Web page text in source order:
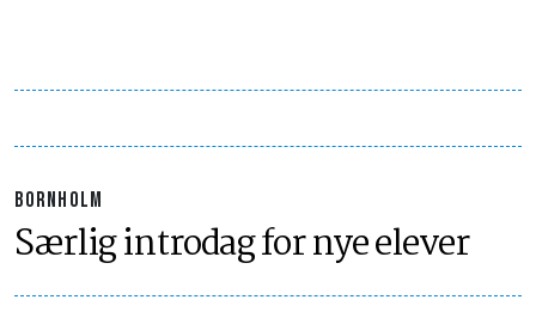
BORNHOLM
Særlig introdag for nye elever